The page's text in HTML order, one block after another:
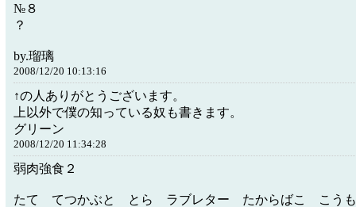
№８
？
by.瑠璃
2008/12/20 10:13:16
↑の人ありがとうございます。
上以外で僕の知っている奴も書きます。
グリーン
2008/12/20 11:34:28
弱肉強食２
たて てつかぶと とら ラブレター たからばこ こうも